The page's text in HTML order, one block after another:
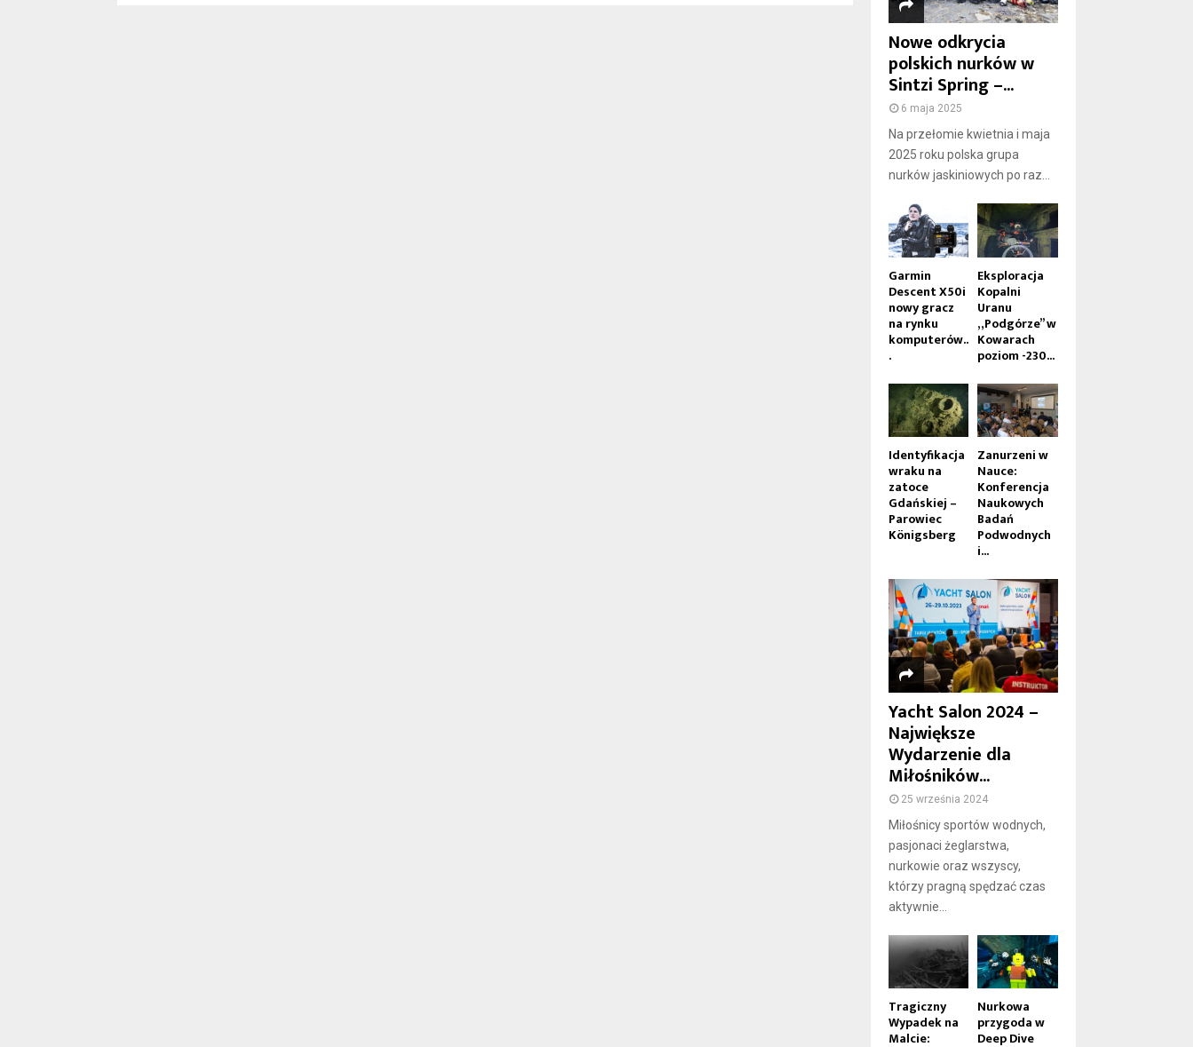
Nowe odkrycia
polskich nurków w
Sintzi Spring –...
6 maja 2025
Na przełomie kwietnia i maja
2025 roku polska grupa
nurków jaskiniowych po raz...
Garmin
Descent X50i
nowy gracz
na rynku
komputerów..
.
Eksploracja
Kopalni
Uranu
„Podgórze” w
Kowarach
poziom -230...
Identyfikacja
wraku na
zatoce
Gdańskiej –
Parowiec
Königsberg
Zanurzeni w
Nauce:
Konferencja
Naukowych
Badań
Podwodnych
i...
Yacht Salon 2024 –
Największe
Wydarzenie dla
Miłośników...
25 września 2024
Miłośnicy sportów wodnych,
pasjonaci żeglarstwa,
nurkowie oraz wszyscy,
którzy pragną spędzać czas
aktywnie...
Tragiczny
Wypadek na
Malcie:
Nurkowa
przygoda w
Deep Dive